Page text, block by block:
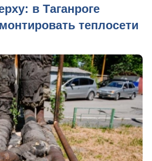
в Таганроге
теплосети